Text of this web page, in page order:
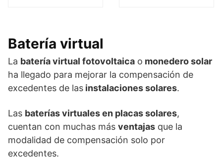
Batería virtual
La batería virtual fotovoltaica o monedero solar
ha llegado para mejorar la compensación de
excedentes de las instalaciones solares.
Las baterías virtuales en placas solares,
cuentan con muchas más ventajas que la
modalidad de compensación solo por
excedentes.